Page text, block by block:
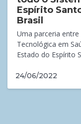
Espírito
Brasil
Uma parceria
Tecnológica em
Estado do Espírito
24/06/2022